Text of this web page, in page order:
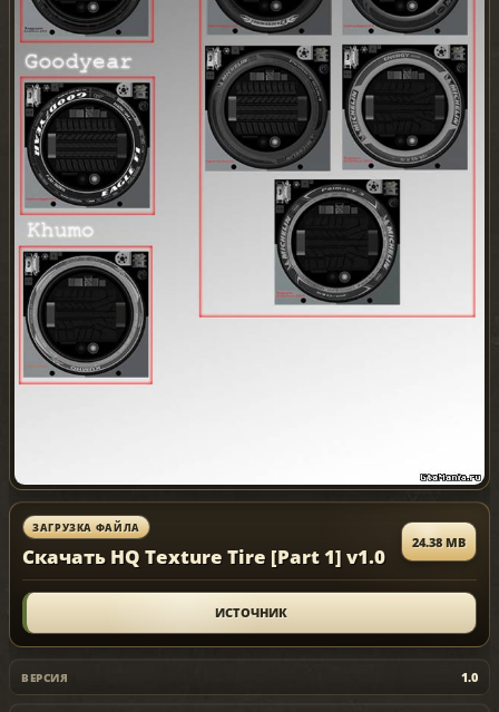
ЗАГРУЗКА ФАЙЛА
Скачать HQ Texture Tire [Part 1] v1.0
24.38 MB
ИСТОЧНИК
ВЕРСИЯ 1.0